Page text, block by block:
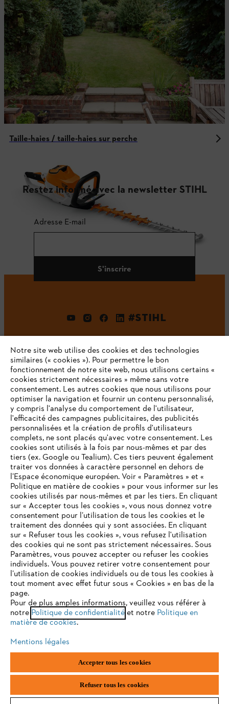
Taille-haies / taille-haies sur perche
Restez informé avec la newsletter STIHL
Adresse E-mail
S'inscrire
#STIHL
L'Entreprise
STIHL FAQ
Contact
Politique de protection des données
Mentions légales Utilisation des cookies
Informations juridiques
België/Belgique
VAT Number: BE 0427.714.768
VOTRE NAVIGATEUR INTERNET
N'EST PLUS PRIS EN CHARGE
Vous utilisez un navigateur Internet que nous ne prenons plus
en charge, et certaines fonctionnalités de notre site ne
peuvent fonctionner correctement. Pour une utilisation
optimale de notre site, nous vous recommandons de passer à
l'un des navigateurs suivants :
firefox chrome
edge
Notre site web utilise des cookies et des technologies
similaires (« cookies »). Pour permettre le bon
fonctionnement de notre site web, nous utilisons certains «
cookies strictement nécessaires » même sans votre
consentement. Les autres cookies que nous utilisons pour
optimiser la navigation et fournir un contenu personnalisé,
y compris l'analyse du comportement de l'utilisateur,
l'efficacité des campagnes publicitaires, des publicités
personnalisées et la création de profils d'utilisateurs
complets, ne sont placés qu'avec votre consentement. Les
cookies sont utilisés à la fois par nous-mêmes et par des
tiers (ex. Google ou Tealium). Ces tiers peuvent également
traiter vos données à caractère personnel en dehors de
l’Espace économique européen. Voir « Paramètres » et «
Politique en matière de cookies » pour vous informer sur les
cookies utilisés par nous-mêmes et par les tiers. En cliquant
sur « Accepter tous les cookies », vous nous donnez votre
consentement pour l’utilisation de tous les cookies et le
traitement des données qui y sont associées. En cliquant
sur « Refuser tous les cookies », vous refusez l'utilisation
des cookies qui ne sont pas strictement nécessaires. Sous
Paramètres, vous pouvez accepter ou refuser les cookies
individuels. Vous pouvez retirer votre consentement pour
l’utilisation de cookies individuels ou de tous les cookies à
tout moment avec effet futur sous « Cookies » en bas de la
page.
Pour de plus amples informations, veuillez vous référer à
notre Politique de confidentialitéet notre Politique en
matière de cookies.
Mentions légales
Accepter tous les cookies
Refuser tous les cookies